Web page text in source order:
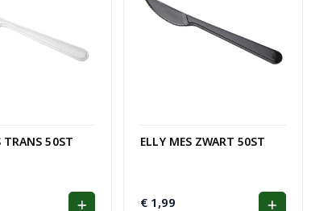
TRANS 50ST ELLY MES ZWART 50ST
€ 1,99